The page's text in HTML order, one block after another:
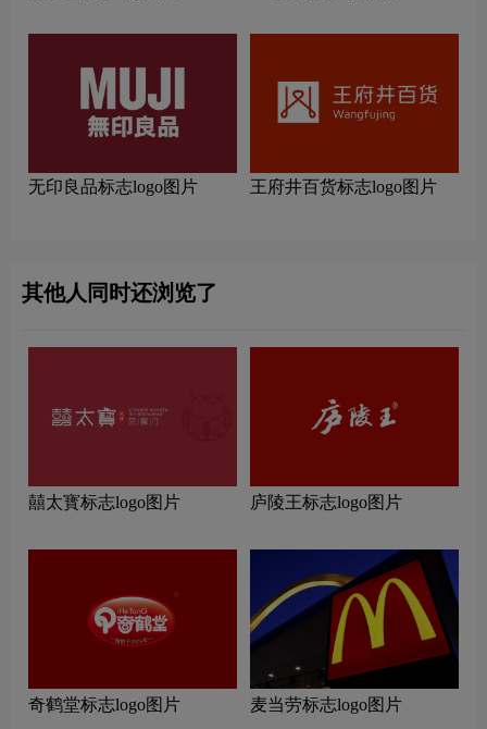
无印良品标志logo图片 王府井百货标志logo图片
其他人同时还浏览了
囍太寳标志logo图片 庐陵王标志logo图片
奇鹤堂标志logo图片 麦当劳标志logo图片